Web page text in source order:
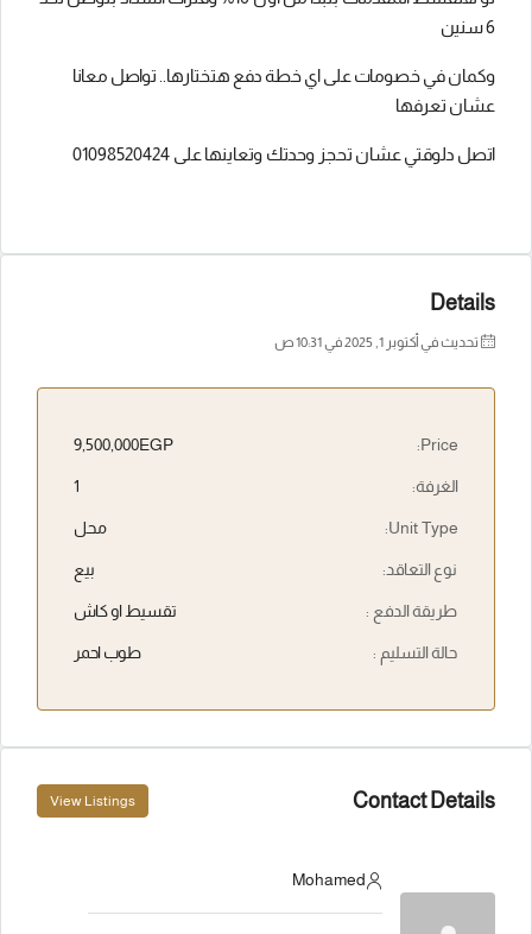
6 سنين
وكمان في خصومات على اي خطة دفع هتختارها.. تواصل معانا
عشان تعرفها
اتصل دلوقتي عشان تحجز وحدتك وتعاينها على 01098520424
Details
تحديث في أكتوبر 1, 2025 في 10:31 ص
Price:
9,500,000EGP
الغرفة: 1
Unit Type: محل
نوع التعاقد: بيع
طريقة الدفع : تقسيط او كاش
حالة التسليم : طوب احمر
Contact Details
View Listings
Mohamed